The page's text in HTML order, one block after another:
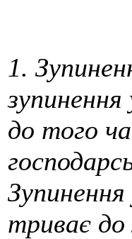
1.
зупинення
до того
Зупинення
триває до